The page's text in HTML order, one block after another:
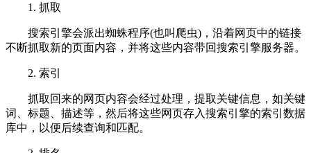
1. 抓取
搜索引擎会派出蜘蛛程序(也叫爬虫)，沿着网页中的链接
不断抓取新的页面内容，并将这些内容带回搜索引擎服务器。
2. 索引
抓取回来的网页内容会经过处理，提取关键信息，如关键
词、标题、描述等，然后将这些网页存入搜索引擎的索引数据
库中，以便后续查询和匹配。